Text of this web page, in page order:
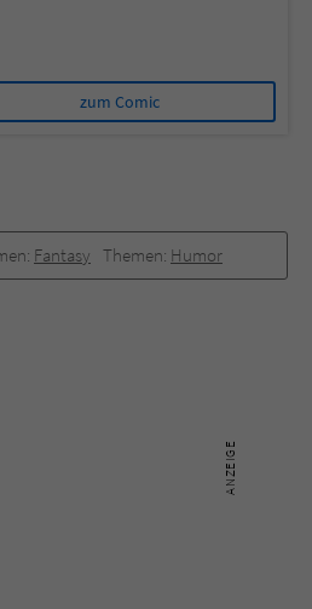
zum Comic
Fantasy Themen: Humor